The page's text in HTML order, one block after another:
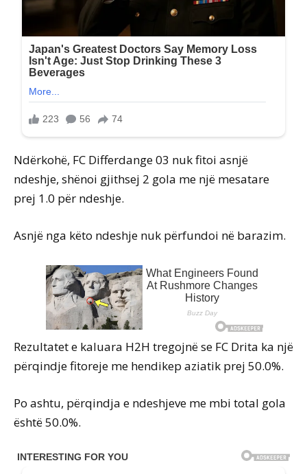
Ndërkohë, FC Differdange 03 nuk fitoi asnjë
ndeshje, shënoi gjithsej 2 gola me një mesatare
prej 1.0 për ndeshje.
Asnjë nga këto ndeshje nuk përfundoi në barazim.
Rezultatet e kaluara H2H tregojnë se FC Drita ka një
përqindje fitoreje me hendikep aziatik prej 50.0%.
Po ashtu, përqindja e ndeshjeve me mbi total gola
është 50.0%.